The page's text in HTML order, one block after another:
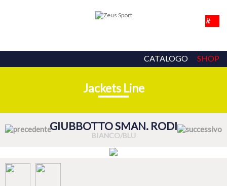
CATALOGO SHOP
Jackets Line
GIUBBOTTO SMAN. RODI
BIANCO/BLU